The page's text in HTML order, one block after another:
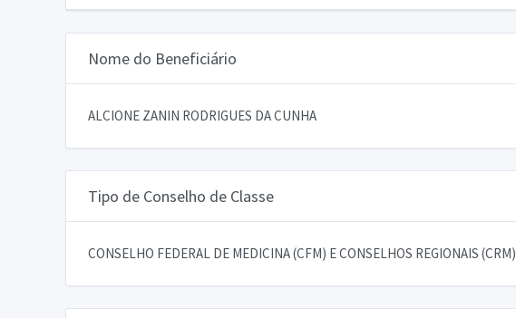
Nome do Beneficiário
ALCIONE ZANIN RODRIGUES DA CUNHA
Tipo de Conselho de Classe
CONSELHO FEDERAL DE MEDICINA (CFM) E CONSELHOS REGIONAIS (CRM)